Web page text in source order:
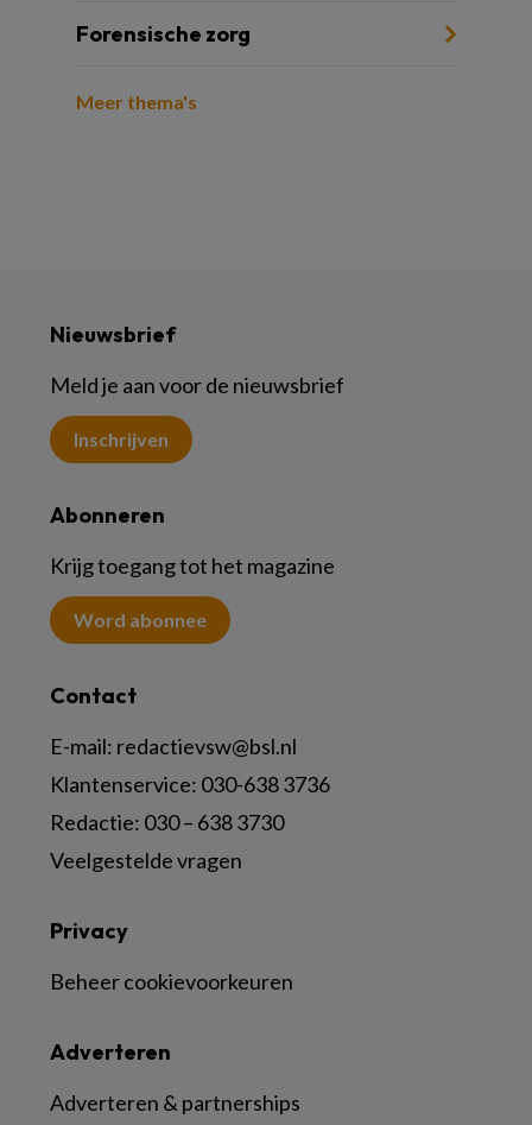
Forensische zorg
Meer thema's
Nieuwsbrief
Meld je aan voor de nieuwsbrief
Inschrijven
Abonneren
Krijg toegang tot het magazine
Word abonnee
Contact
E-mail: redactievsw@bsl.nl
Klantenservice: 030-638 3736
Redactie: 030 – 638 3730
Veelgestelde vragen
Adverteren
Adverteren & partnerships
Privacy
Beheer cookievoorkeuren